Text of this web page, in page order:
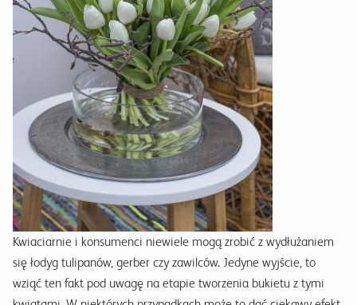
Kwiaciarnie i konsumenci niewiele mogą zrobić z wydłużaniem
się łodyg tulipanów, gerber czy zawilców. Jedyne wyjście, to
wziąć ten fakt pod uwagę na etapie tworzenia bukietu z tymi